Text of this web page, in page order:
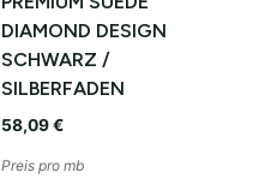
DIAMOND DESIGN
SCHWARZ /
SILBERFADEN
58,09€
Preis pro mb